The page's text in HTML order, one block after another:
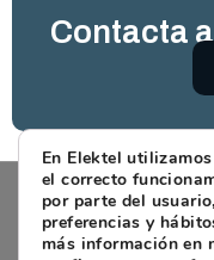
Contacta
En Elektel
el correcto
por parte del
preferencias y
más información en